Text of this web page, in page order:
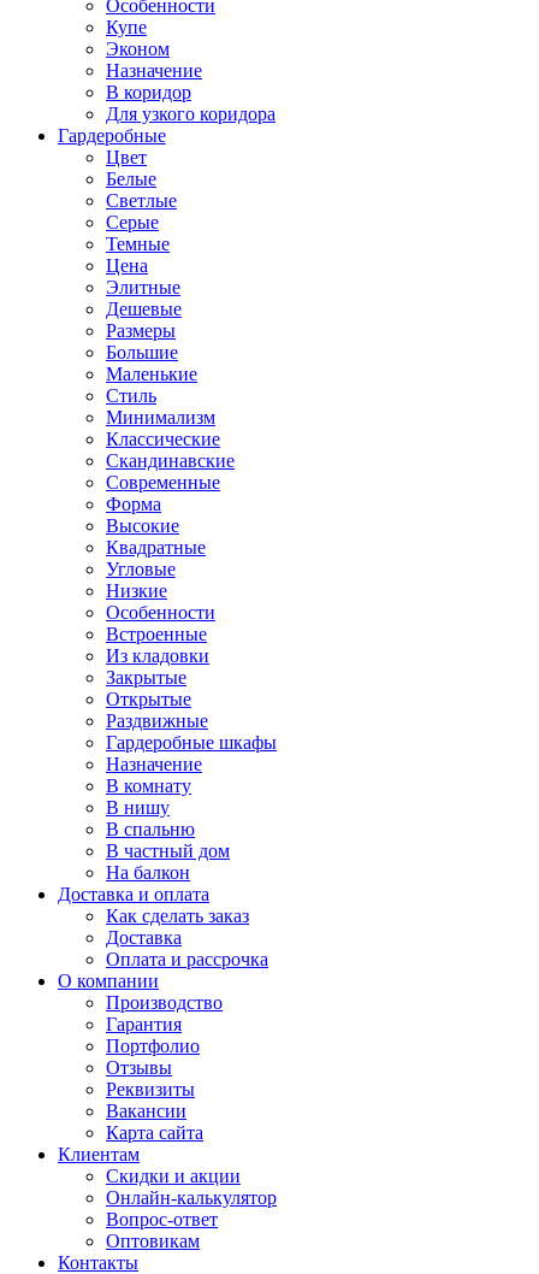
Особенности
Купе
Эконом
Назначение
В коридор
Для узкого коридора
Гардеробные
Цвет
Белые
Светлые
Серые
Темные
Цена
Элитные
Дешевые
Размеры
Большие
Маленькие
Стиль
Минимализм
Классические
Скандинавские
Современные
Форма
Высокие
Квадратные
Угловые
Низкие
Особенности
Встроенные
Из кладовки
Закрытые
Открытые
Раздвижные
Гардеробные шкафы
Назначение
В комнату
В нишу
В спальню
В частный дом
На балкон
Доставка и оплата
Как сделать заказ
Доставка
Оплата и рассрочка
О компании
Производство
Гарантия
Портфолио
Отзывы
Реквизиты
Вакансии
Карта сайта
Клиентам
Скидки и акции
Онлайн-калькулятор
Вопрос-ответ
Оптовикам
Контакты